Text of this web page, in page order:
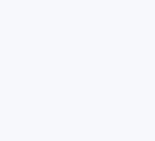
skin/frontend/sabin/default/
skin/frontend/sabin/default/